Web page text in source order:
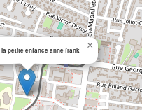
la petite enfance anne frank ×